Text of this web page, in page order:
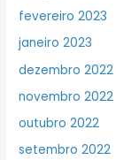
fevereiro 2023
janeiro 2023
dezembro 2022
novembro 2022
outubro 2022
setembro 2022